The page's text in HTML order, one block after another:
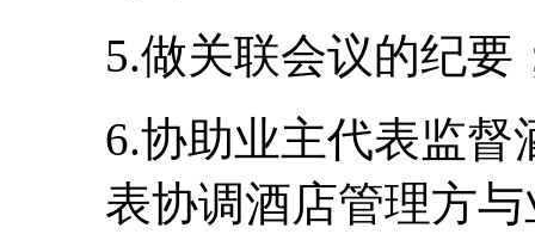
5.做关联会议的纪要
6.协助业主代表监
表协调酒店管理方